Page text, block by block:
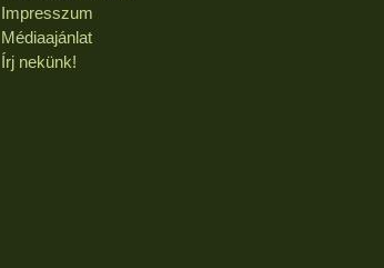
Impresszum
Médiaajánlat
Írj nekünk!